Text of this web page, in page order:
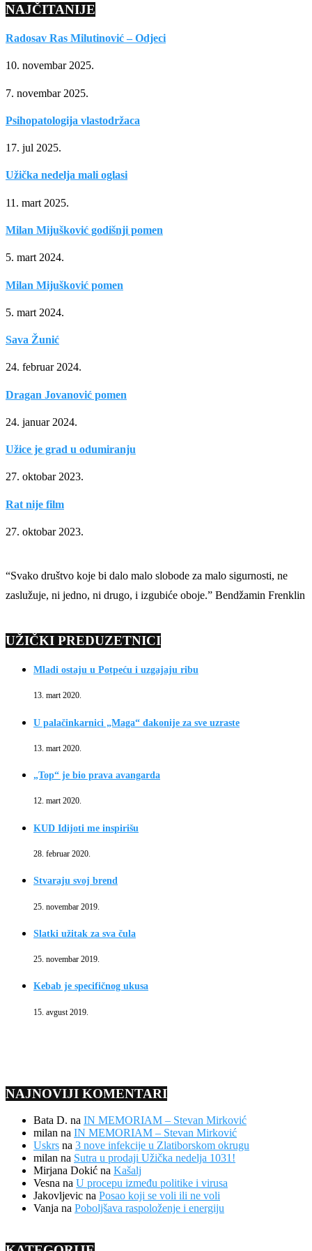
NAJČITANIJE
Radosav Ras Milutinović – Odjeci
10. novembar 2025.
7. novembar 2025.
Psihopatologija vlastodržaca
17. jul 2025.
Užička nedelja mali oglasi
11. mart 2025.
Milan Mijušković godišnji pomen
5. mart 2024.
Milan Mijušković pomen
5. mart 2024.
Sava Žunić
24. februar 2024.
Dragan Jovanović pomen
24. januar 2024.
Užice je grad u odumiranju
27. oktobar 2023.
Rat nije film
27. oktobar 2023.
“Svako društvo koje bi dalo malo slobode za malo sigurnosti, ne
zaslužuje, ni jedno, ni drugo, i izgubiće oboje.” Bendžamin Frenklin
UŽIČKI PREDUZETNICI
Mladi ostaju u Potpeću i uzgajaju ribu
13. mart 2020.
U palačinkarnici „Maga“ đakonije za sve uzraste
13. mart 2020.
„Top“ je bio prava avangarda
12. mart 2020.
KUD Idijoti me inspirišu
28. februar 2020.
Stvaraju svoj brend
25. novembar 2019.
Slatki užitak za sva čula
25. novembar 2019.
Kebab je specifičnog ukusa
15. avgust 2019.
NAJNOVIJI KOMENTARI
Bata D. na IN MEMORIAM – Stevan Mirković
milan na IN MEMORIAM – Stevan Mirković
Uskrs na 3 nove infekcije u Zlatiborskom okrugu
milan na Sutra u prodaji Užička nedelja 1031!
Mirjana Dokić na Kašalj
Vesna na U procepu između politike i virusa
Jakovljevic na Posao koji se voli ili ne voli
Vanja na Poboljšava raspoloženje i energiju